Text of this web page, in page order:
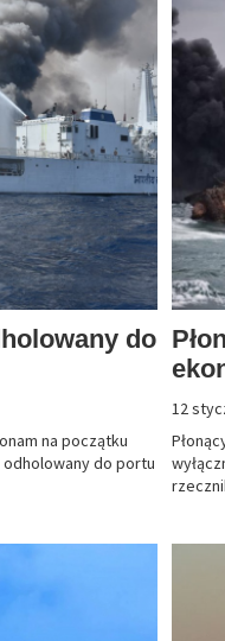
do
na początku
odholowany do portu
12